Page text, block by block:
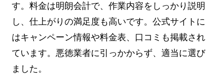
す。料金は明朗会計で、作業内容をしっかり説明
し、仕上がりの満足度も高いです。公式サイトに
はキャンペーン情報や料金表、口コミも掲載され
ています。悪徳業者に引っかからず、適当に選び
ました。